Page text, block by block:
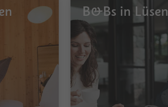
B&Bs in Lüsen